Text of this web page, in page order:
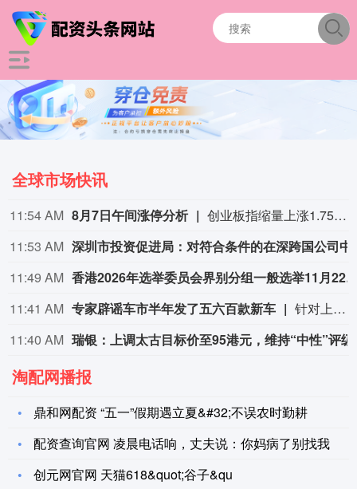
全球市场快讯
11:54 AM 8月7日午间涨停分析
创业板指缩量上涨1.75%，医药、算力硬件股持续爆发。宝鼎科技、云南锗业、汇绿生态、沃格光电、百花医药均4连板，一图看懂>>
11:53 AM
11:49 AM
香港2026年选举委员会界别分组
11:41 AM 专家辟谣车市半年发了五六百款新车
针对上半年上市新车超500款的行业热议数据，中国汽车流通协会专家李颜伟今日在社交平台上表示，2026年1-6月国内全新车型仅约165款，市面流传500至600款的说法并不严谨。 李颜伟解释，500多款是车型+各类配置、衍生款的合并统计。“比如新上市一款车型，有三个配置，这可以算作是1款车型，3个款型；如果上半年这165款车型，加上不同配置，或许能有500~600个款型；但是说成500-600款车型就不严谨了。” 此前多家媒体采用宽口径统计，称1-5月新车550款、上半年超600款，引发行业内卷讨论。（一财）
11:40 AM
淘配网播报
鼎和网配资 “五一”假期遇立夏&#32;不误农时勤耕
配资查询官网 凌晨电话响，丈夫说：你妈病了别找我
创元网官网 天猫618&quot;谷子&qu